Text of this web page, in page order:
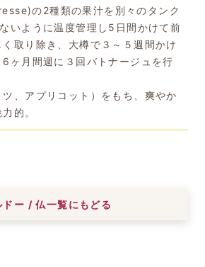
の2種類の果汁を別々のタンク
いように温度管理し5日間かけて前
取り除き、大樽で３～５週間かけ
ヶ月間週に３回バトナージュを行
、アプリコット）をもち、爽やか
的。
ドー / 仏一覧にもどる